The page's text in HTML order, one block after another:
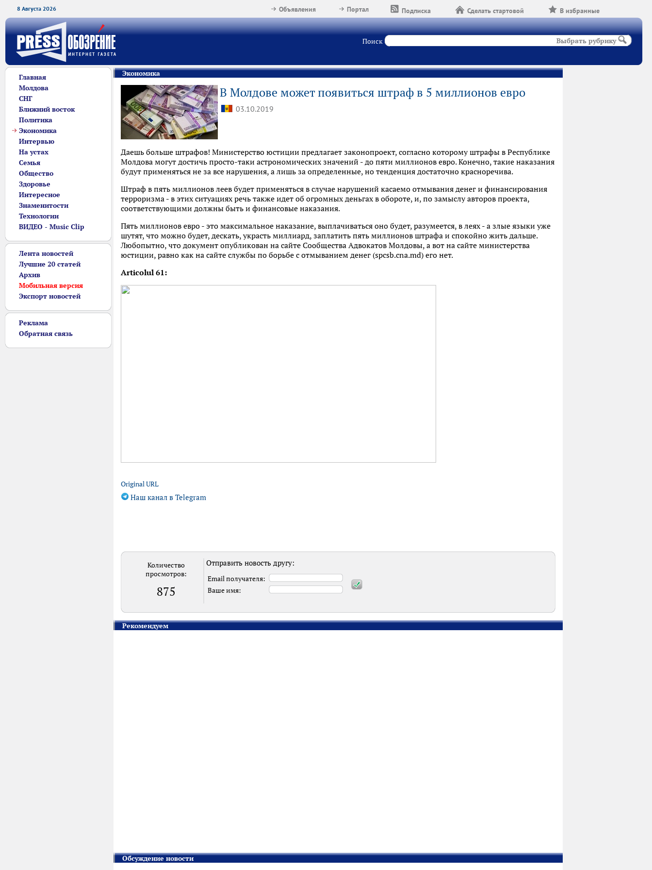
8 Августа 2026 В избранные
Сделать стартовой
Подписка
Портал
Объявления
Поиск Выбрать рубрику
Главная
Молдова
СНГ
Ближний восток
Политика
Экономика
Интервью
На устах
Семья
Общество
Здоровье
Интересное
Знаменитости
Технологии
ВИДЕО - Music Clip
Лента новостей
Лучшие 20 статей
Архив
Мобильная версия
Экспорт новостей
Реклама
Обратная связь
Экономика
В Молдове может появиться штраф в 5 миллионов евро
03.10.2019
Даешь больше штрафов! Министерство юстиции предлагает законопроект, согласно которому штрафы в Республике
Молдова могут достичь просто-таки астрономических значений - до пяти миллионов евро. Конечно, такие наказания
будут применяться не за все нарушения, а лишь за определенные, но тенденция достаточно красноречива.
Штраф в пять миллионов леев будет применяться в случае нарушений касаемо отмывания денег и финансирования
терроризма - в этих ситуациях речь также идет об огромных деньгах в обороте, и, по замыслу авторов проекта,
соответствующими должны быть и финансовые наказания.
Пять миллионов евро - это максимальное наказание, выплачиваться оно будет, разумеется, в леях - а злые языки уже
шутят, что можно будет, дескать, украсть миллиард, заплатить пять миллионов штрафа и спокойно жить дальше.
Любопытно, что документ опубликован на сайте Сообщества Адвокатов Молдовы, а вот на сайте министерства
юстиции, равно как на сайте службы по борьбе с отмыванием денег (spcsb.cna.md) его нет.
Articolul 61:
Original URL
Наш канал в Telegram
Количество
просмотров:
875
Отправить новость другу:
Email получателя:
Ваше имя:
Рекомендуем
Обсуждение новости